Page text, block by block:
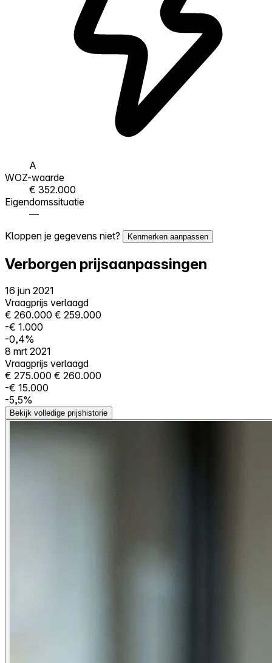
A
WOZ-waarde
€ 352.000
Eigendomssituatie
—
Kloppen je gegevens niet?
Kenmerken aanpassen
Verborgen prijsaanpassingen
16 jun 2021
Vraagprijs verlaagd
€ 260.000 € 259.000
-€ 1.000
-0,4%
8 mrt 2021
Vraagprijs verlaagd
€ 275.000 € 260.000
-€ 15.000
-5,5%
Bekijk volledige prijshistorie